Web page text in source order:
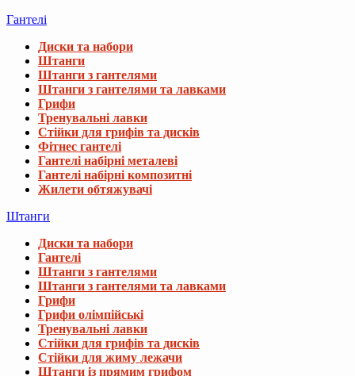
Гантелі
Диски та набори
Штанги
Штанги з гантелями
Штанги з гантелями та лавками
Грифи
Тренувальні лавки
Стійки для грифів та дисків
Фітнес гантелі
Гантелі набірні металеві
Гантелі набірні композитні
Жилети обтяжувачі
Штанги
Диски та набори
Гантелі
Штанги з гантелями
Штанги з гантелями та лавками
Грифи
Грифи олімпійські
Тренувальні лавки
Стійки для грифів та дисків
Стійки для жиму лежачи
Штанги із прямим грифом